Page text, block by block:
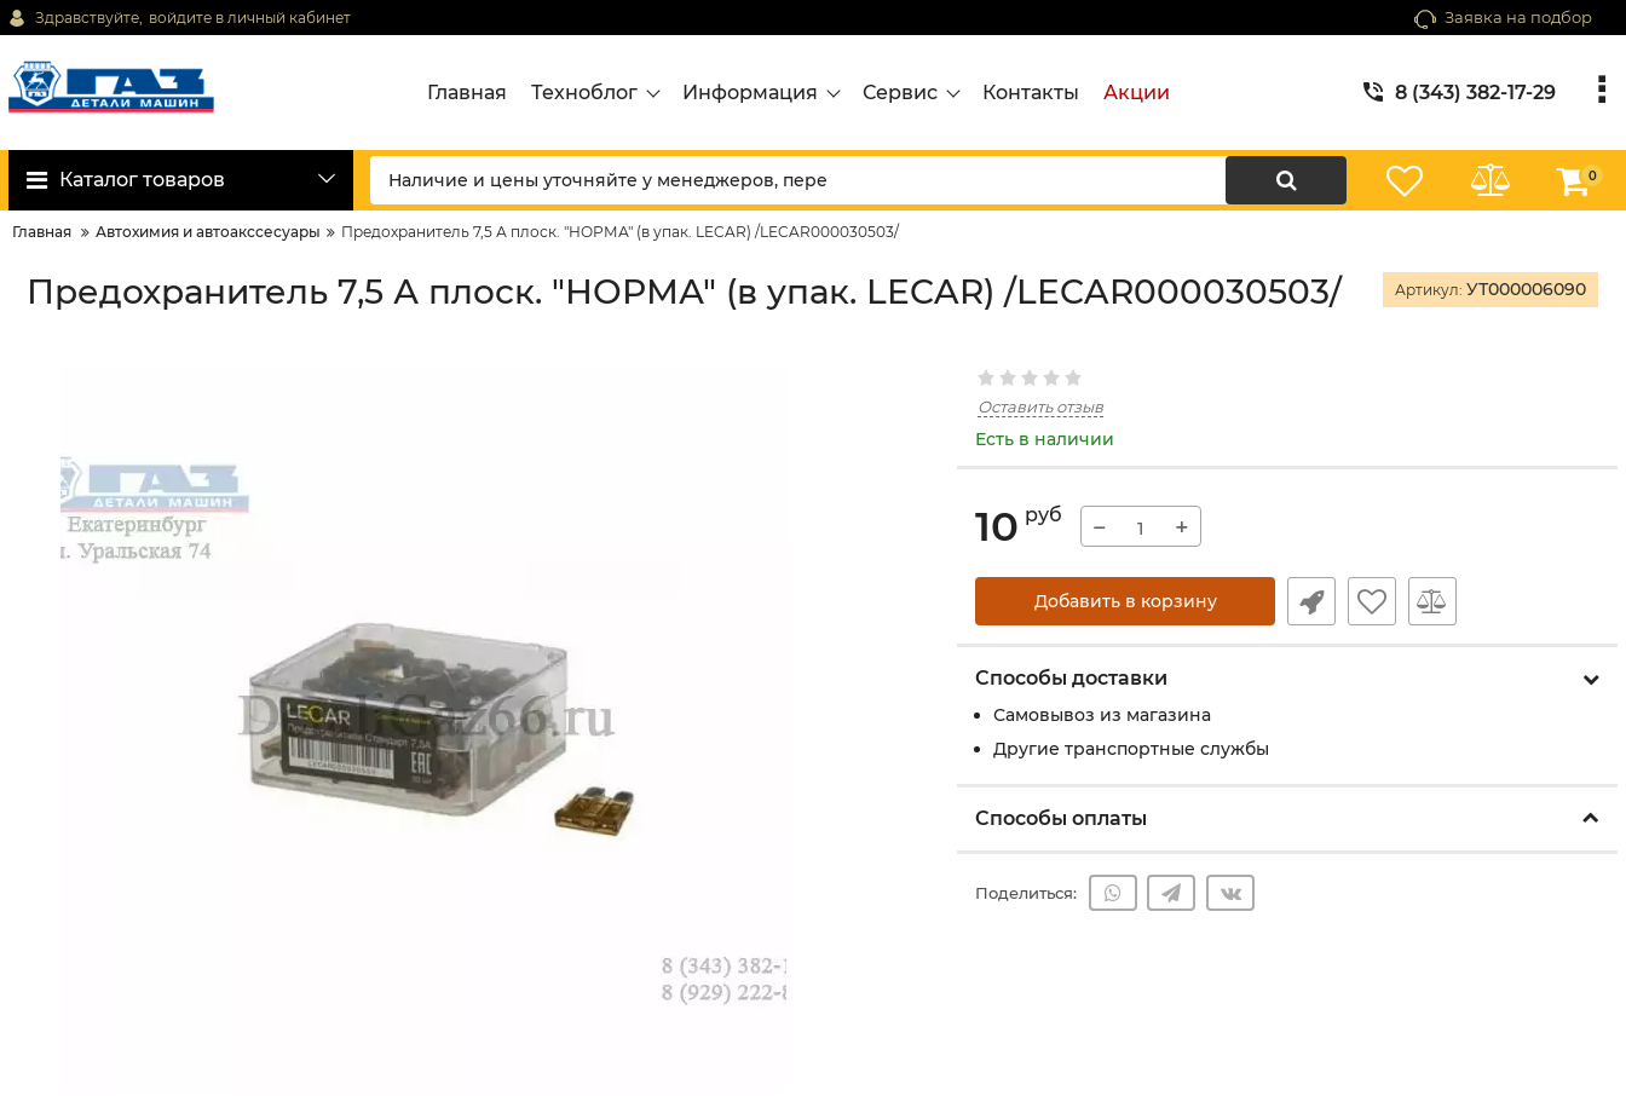
Здравствуйте, войдите в личный кабинет Заявка на подбор
Главная Техноблог Информация Сервис Контакты Акции 8 (343) 382-17-29
Каталог товаров 0
Главная Автохимия и автоакссесуары Предохранитель 7,5 А плоск. "НОРМА" (в упак. LECAR) /LECAR000030503/
Предохранитель 7,5 А плоск. "НОРМА" (в упак. LECAR) /LECAR000030503/ Артикул: УТ000006090
Оставить отзыв
Есть в наличии
10 руб − +
Добавить в корзину
Способы доставки
Самовывоз из магазина
Другие транспортные службы
Способы оплаты
Поделиться: